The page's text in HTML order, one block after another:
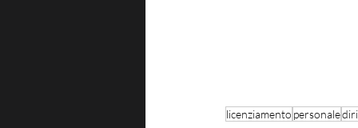
licenziamento personale